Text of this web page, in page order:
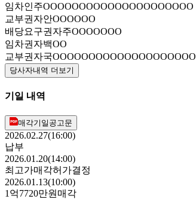
임차인주OOOOOOOOOOOOOOOOOOOOO
교부권자안OOOOOO
배당요구권자주OOOOOOO
임차권자백OO
교부권자국OOOOOOOOOOOOOOOOOOOO
당사자내역 더보기
기일 내역
매각기일공고문
2026.02.27(16:00)
납부
2026.01.20(14:00)
최고가매각허가결정
2026.01.13(10:00)
1억7720만원 매각